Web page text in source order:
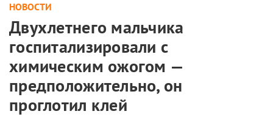
НОВОСТИ
Двухлетнего мальчика
госпитализировали с
химическим ожогом —
предположительно, он
проглотил клей